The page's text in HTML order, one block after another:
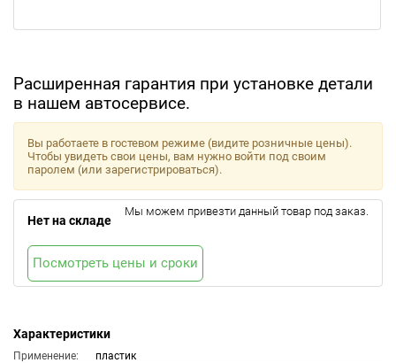
Расширенная гарантия при установке детали
в нашем автосервисе.
Характеристики
Применение:
пластик
Вы работаете в гостевом режиме (видите розничные цены).
Чтобы увидеть свои цены, вам нужно войти под своим
паролем (или зарегистрироваться).
Нет на складе
Мы можем привезти данный товар под заказ.
Посмотреть цены и сроки